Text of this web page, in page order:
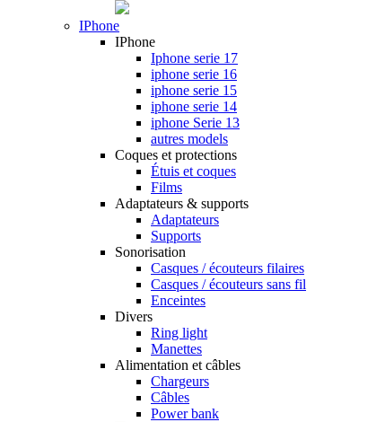
IPhone
IPhone
Iphone serie 17
iphone serie 16
iphone serie 15
iphone serie 14
iphone Serie 13
autres models
Coques et protections
Étuis et coques
Films
Adaptateurs & supports
Adaptateurs
Supports
Sonorisation
Casques / écouteurs filaires
Casques / écouteurs sans fil
Enceintes
Divers
Ring light
Manettes
Alimentation et câbles
Chargeurs
Câbles
Power bank